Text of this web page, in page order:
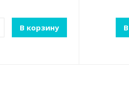
В корзину